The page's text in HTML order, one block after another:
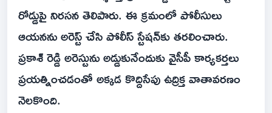
రోడ్డుపై నిరసన తెలిపారు. ఈ క్రమంలో పోలీసులు
ఆయనను అరెస్ట్ చేసి పోలీస్ స్టేషన్‌కు తరలించారు.
ప్రకాశ్ రెడ్డి అరెస్టును అడ్డుకునేందుకు వైసీపీ కార్యకర్తలు
ప్రయత్నించడంతో అక్కడ కొద్దిసేపు ఉద్రిక్త వాతావరణం
నెలకొంది.